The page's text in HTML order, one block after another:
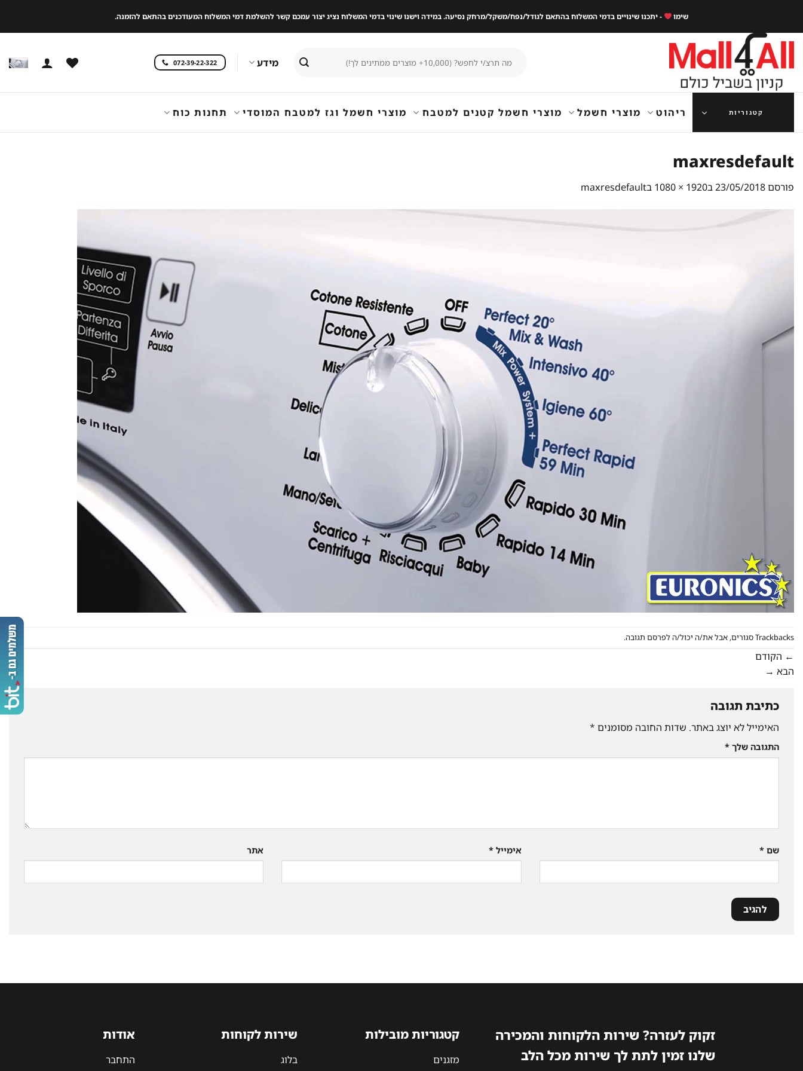
content
שימו - יתכנו שינויים בדמי המשלוח בהתאם לגודל/נפח/משקל/מרחק נסיעה. במידה וישנו שינוי בדמי המשלוח נציג יצור עמכם קשר להשלמת דמי המשלוח המעודכנים בהתאם להזמנה.
עבור:
מידע 072-39-22-322
קטגוריות ריהוט מוצרי חשמל מוצרי חשמל קטנים למטבח מוצרי חשמל וגז למטבח המוסדי תחנות כוח
maxresdefault
פורסם23/05/2018ב1920 × 1080 בmaxresdefault
Trackbacks סגורים, אבל את/ה יכול/ה לפרסם תגובה.
← הקודם
הבא →
כתיבת תגובה
האימייל לא יוצג באתר. שדות החובה מסומנים *
התגובה שלך *
שם * אימייל* אתר
זקוק לעזרה? שירות הלקוחות והמכירה
שלנו זמין לתת לך שירות מכל הלב
קטגוריות מובילות
מזגנים
שירות לקוחות
בלוג
אודות
התחבר